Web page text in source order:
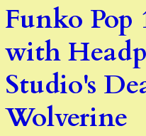
Funko Pop
with
Studio's
Wolverine